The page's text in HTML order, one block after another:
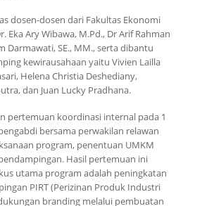
dosen-dosen dari Fakultas Ekonomi
Eka Ary Wibawa, M.Pd., Dr Arif Rahman
Darmawati, SE., MM., serta dibantu
kewirausahaan yaitu Vivien Lailla
Helena Christia Deshediany,
dan Juan Lucky Pradhana.
pertemuan koordinasi internal pada 1
bersama perwakilan relawan
program, penentuan UMKM
Hasil pertemuan ini
utama program adalah peningkatan
PIRT (Perizinan Produk Industri
branding melalui pembuatan